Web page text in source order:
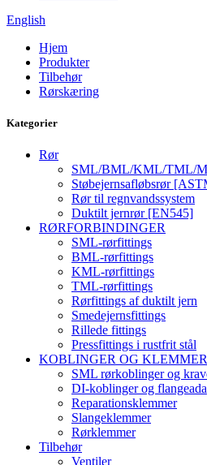
English
Hjem
Produkter
Tilbehør
Rørskæring
Kategorier
Rør
SML/BML/KML/TML/
Støbejernsafløbsrør
Rør til regnvandssystem
Duktilt jernrør [EN545]
RØRFORBINDINGER
SML-rørfittings
BML-rørfittings
KML-rørfittings
TML-rørfittings
Rørfittings af duktilt jern
Smedejernsfittings
Rillede fittings
Pressfittings i rustfrit stål
KOBLINGER OG KLEMMER
SML rørkoblinger og
DI-koblinger og
Reparationsklemmer
Slangeklemmer
Rørklemmer
Tilbehør
Ventiler